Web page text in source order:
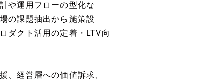
や運用フローの型化な
の課題抽出から施策設
ダクト活用の定着・LTV向
、経営層への価値訴求、